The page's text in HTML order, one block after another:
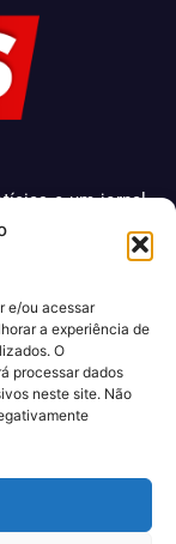
e/ou acessar
a experiência de
O
processar dados
neste site. Não
e um jornal
a cidade do
abrangente e
outros temas
disso, o Jornal
sua versão
para